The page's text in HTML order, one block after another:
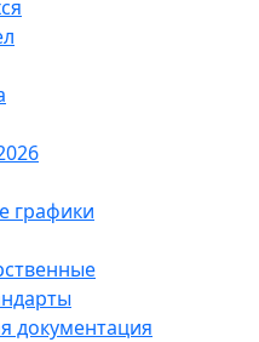
графики
документация